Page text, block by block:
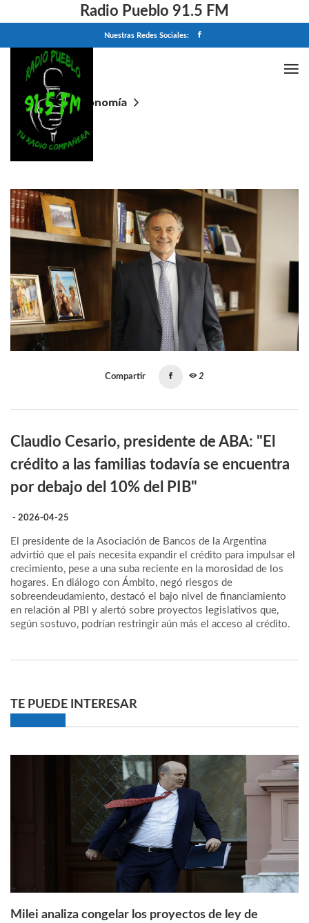
Radio Pueblo 91.5 FM
Nuestras Redes Sociales:
Home
Economía
Claudio Cesario, presidente de ABA: "El crédito a las
familias todavía se encuentra por debajo del 10% del
PIB"
Compartir 2
Claudio Cesario, presidente de ABA: "El
crédito a las familias todavía se encuentra
por debajo del 10% del PIB"
- 2026-04-25
El presidente de la Asociación de Bancos de la Argentina
advirtió que el país necesita expandir el crédito para impulsar el
crecimiento, pese a una suba reciente en la morosidad de los
hogares. En diálogo con Ámbito, negó riesgos de
sobreendeudamiento, destacó el bajo nivel de financiamiento
en relación al PBI y alertó sobre proyectos legislativos que,
según sostuvo, podrían restringir aún más el acceso al crédito.
TE PUEDE INTERESAR
Milei analiza congelar los proyectos de ley de